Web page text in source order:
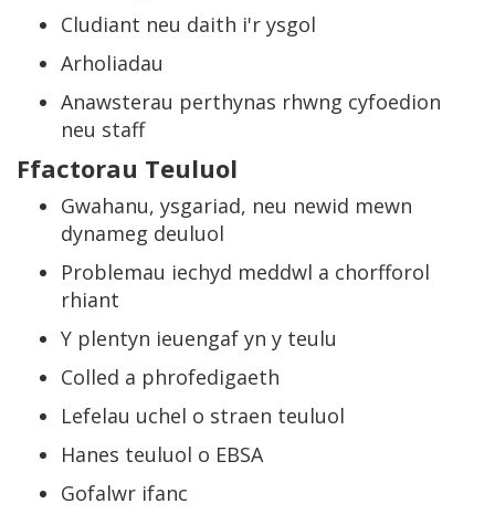
Cludiant neu daith i'r ysgol
Arholiadau
Anawsterau perthynas rhwng cyfoedion
neu staff
Ffactorau Teuluol
Gwahanu, ysgariad, neu newid mewn
dynameg deuluol
Problemau iechyd meddwl a chorfforol
rhiant
Y plentyn ieuengaf yn y teulu
Colled a phrofedigaeth
Lefelau uchel o straen teuluol
Hanes teuluol o EBSA
Gofalwr ifanc